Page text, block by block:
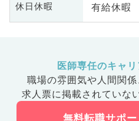
休日休暇 有給休暇
医師専任のキャ
職場の雰囲気や人間関係
求人票に掲載されていな
無料転職サポ